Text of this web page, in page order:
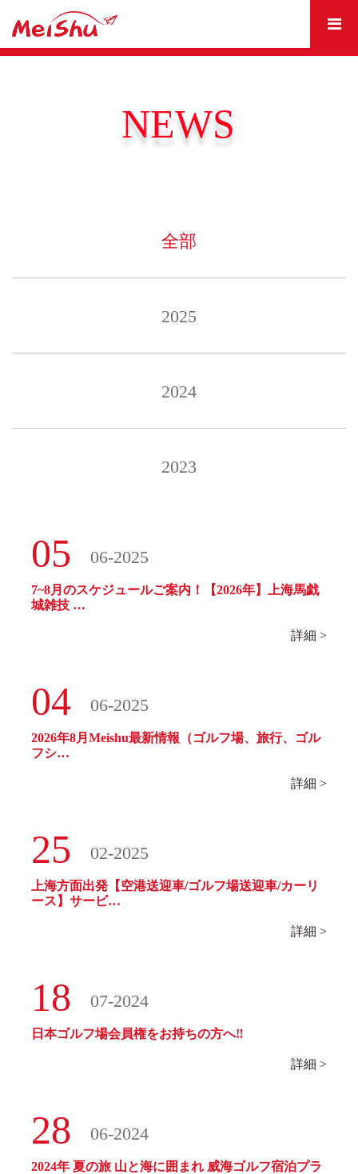
全部
2025
2024
2023
05 06-2025
7~8月のスケジュールご案内！【2026年】上海馬戯
城雑技 …
詳細 >
04 06-2025
2026年8月Meishu最新情報（ゴルフ場、旅行、ゴル
フシ…
詳細 >
25 02-2025
上海方面出発【空港送迎車/ゴルフ場送迎車/カーリ
ース】サービ…
詳細 >
18 07-2024
日本ゴルフ場会員権をお持ちの方へ‼
詳細 >
28 06-2024
2024年 夏の旅 山と海に囲まれ 威海ゴルフ宿泊プラ